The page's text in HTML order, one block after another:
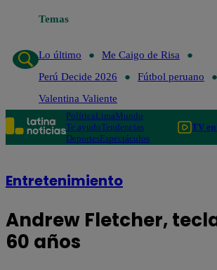
Temas
Lo último
Me Caigo de Risa
Perú Decide 2026
Fútbol peruano
Valentina Valiente
PolíticaLimaMundo
Te ayudoTendencias
DeportesEspectáculos
TV
Entretenimiento
Andrew Fletcher,
60 años